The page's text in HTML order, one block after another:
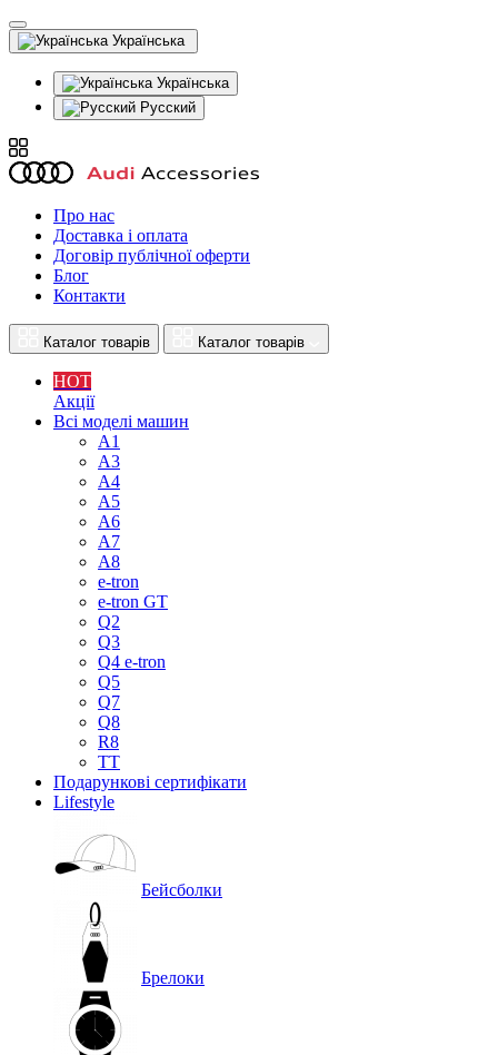
Українська
Українська
Русский
Про нас
Доставка і оплата
Договір публічної оферти
Блог
Контакти
Каталог товарів Каталог товарів
HOT
Акції
Всі моделі машин
A1
A3
A4
A5
A6
A7
A8
e-tron
e-tron GT
Q2
Q3
Q4 e-tron
Q5
Q7
Q8
R8
TT
Подарункові сертифікати
Lifestyle
Бейсболки
Брелоки